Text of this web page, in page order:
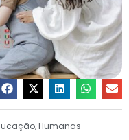
,Humanas